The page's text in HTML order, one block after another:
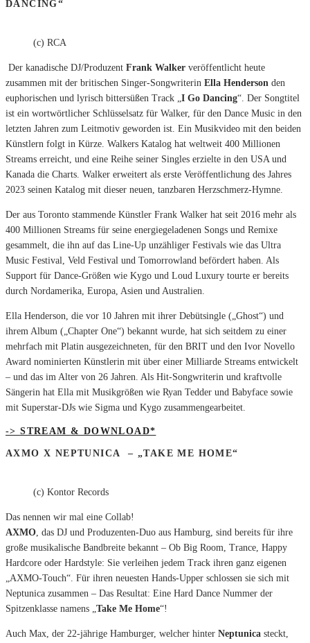
DANCING“
(c) RCA
Der kanadische DJ/Produzent Frank Walker veröffentlicht heute
zusammen mit der britischen Singer-Songwriterin Ella Henderson den
euphorischen und lyrisch bittersüßen Track „I Go Dancing“. Der Songtitel
ist ein wortwörtlicher Schlüsselsatz für Walker, für den Dance Music in den
letzten Jahren zum Leitmotiv geworden ist. Ein Musikvideo mit den beiden
Künstlern folgt in Kürze. Walkers Katalog hat weltweit 400 Millionen
Streams erreicht, und eine Reihe seiner Singles erzielte in den USA und
Kanada die Charts. Walker erweitert als erste Veröffentlichung des Jahres
2023 seinen Katalog mit dieser neuen, tanzbaren Herzschmerz-Hymne.
Der aus Toronto stammende Künstler Frank Walker hat seit 2016 mehr als
400 Millionen Streams für seine energiegeladenen Songs und Remixe
gesammelt, die ihn auf das Line-Up unzähliger Festivals wie das Ultra
Music Festival, Veld Festival und Tomorrowland befördert haben. Als
Support für Dance-Größen wie Kygo und Loud Luxury tourte er bereits
durch Nordamerika, Europa, Asien und Australien.
Ella Henderson, die vor 10 Jahren mit ihrer Debütsingle („Ghost“) und
ihrem Album („Chapter One“) bekannt wurde, hat sich seitdem zu einer
mehrfach mit Platin ausgezeichneten, für den BRIT und den Ivor Novello
Award nominierten Künstlerin mit über einer Milliarde Streams entwickelt
– und das im Alter von 26 Jahren. Als Hit-Songwriterin und kraftvolle
Sängerin hat Ella mit Musikgrößen wie Ryan Tedder und Babyface sowie
mit Superstar-DJs wie Sigma und Kygo zusammengearbeitet.
-> STREAM & DOWNLOAD*
AXMO X NEPTUNICA – „TAKE ME HOME“
(c) Kontor Records
Das nennen wir mal eine Collab!
AXMO, das DJ und Produzenten-Duo aus Hamburg, sind bereits für ihre
große musikalische Bandbreite bekannt – Ob Big Room, Trance, Happy
Hardcore oder Hardstyle: Sie verleihen jedem Track ihren ganz eigenen
„AXMO-Touch“. Für ihren neuesten Hands-Upper schlossen sie sich mit
Neptunica zusammen – Das Resultat: Eine Hard Dance Nummer der
Spitzenklasse namens „Take Me Home“!
Auch Max, der 22-jährige Hamburger, welcher hinter Neptunica steckt,